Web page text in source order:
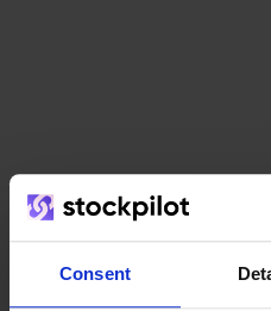
Consent
Het team